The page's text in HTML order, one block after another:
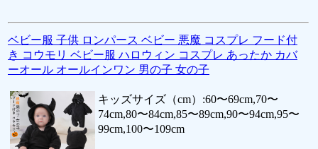
ベビー服 子供 ロンパース ベビー 悪魔 コスプレ フード付
き コウモリ ベビー服 ハロウィン コスプレ あったか カバ
ーオール オールインワン 男の子 女の子
キッズサイズ（cm）:60〜69cm,70〜
74cm,80〜84cm,85〜89cm,90〜94cm,95〜
99cm,100〜109cm